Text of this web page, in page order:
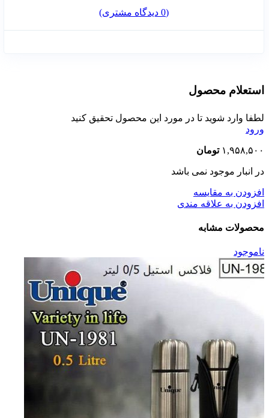
(
0 دیدگاه مشتری)
استعلام محصول
لطفا وارد شوید تا در مورد این محصول تحقیق کنید
ورود
۱,۹۵۸,۵۰۰ تومان
در انبار موجود نمی باشد
افزودن به مقایسه
افزودن به علاقه مندی
محصولات مشابه
ناموجود